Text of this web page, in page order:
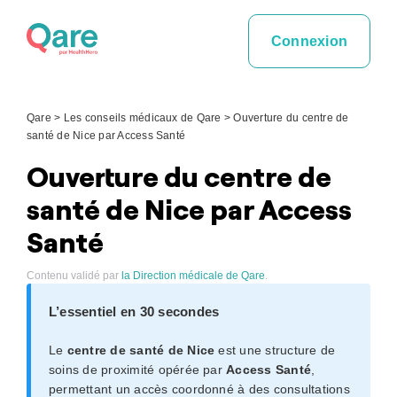
Connexion
Qare > Les conseils médicaux de Qare >Ouverture du centre de
santé de Nice par Access Santé
Ouverture du centre de
santé de Nice par Access
Santé
Contenu validé par la Direction médicale de Qare.
L’essentiel en 30 secondes
Le centre de santé de Nice est une structure de
soins de proximité opérée parAccess Santé
permettant un accès coordonné à des consultations